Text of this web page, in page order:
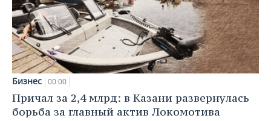
Бизнес 00:00
Причал за 2,4 млрд: в Казани развернулась
борьба за главный актив Локомотива